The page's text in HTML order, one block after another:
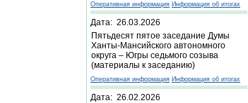
Оперативная информация Информация об итогах
Дата: 26.03.2026
Пятьдесят пятое заседание Думы
Ханты-Мансийского автономного
округа – Югры седьмого созыва
(материалы к заседанию)
Оперативная информация Информация об итогах
Дата: 26.02.2026